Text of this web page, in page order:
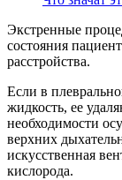
Экстренные
состояния
расстройства.
Если в
жидкость, ее
необходимости
верхних
искусственная
кислорода.